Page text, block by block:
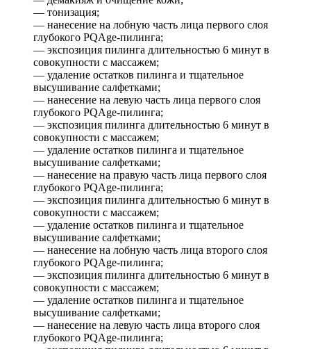
— тонизация;
— нанесение на лобную часть лица первого слоя
глубокого PQAge-пилинга;
— экспозиция пилинга длительностью 6 минут в
совокупности с массажем;
— удаление остатков пилинга и тщательное
высушивание салфетками;
— нанесение на левую часть лица первого слоя
глубокого PQAge-пилинга;
— экспозиция пилинга длительностью 6 минут в
совокупности с массажем;
— удаление остатков пилинга и тщательное
высушивание салфетками;
— нанесение на правую часть лица первого слоя
глубокого PQAge-пилинга;
— экспозиция пилинга длительностью 6 минут в
совокупности с массажем;
— удаление остатков пилинга и тщательное
высушивание салфетками;
— нанесение на лобную часть лица второго слоя
глубокого PQAge-пилинга;
— экспозиция пилинга длительностью 6 минут в
совокупности с массажем;
— удаление остатков пилинга и тщательное
высушивание салфетками;
— нанесение на левую часть лица второго слоя
глубокого PQAge-пилинга;